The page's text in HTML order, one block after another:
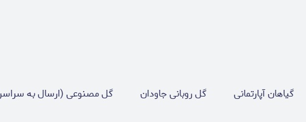
گیاهان آپارتمانی گل روبانی جاودان گل مصنوعی (ارسال به